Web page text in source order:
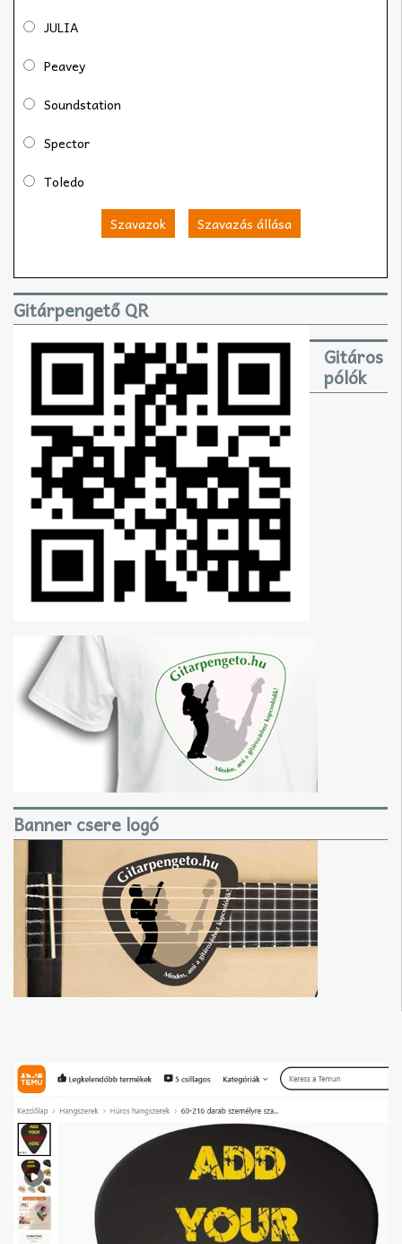
JULIA
Peavey
Soundstation
Spector
Toledo
Szavazok Szavazás állása
Gitárpengető QR
Gitáros
pólók
Banner csere logó